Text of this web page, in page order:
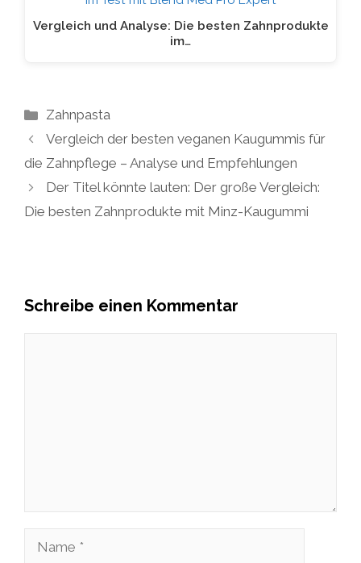
Vergleich und Analyse: Die besten Zahnprodukte
im…
Kategorien
Zahnpasta
Vergleich der besten veganen Kaugummis für
die Zahnpflege – Analyse und Empfehlungen
Der Titel könnte lauten: Der große Vergleich:
Die besten Zahnprodukte mit Minz-Kaugummi
Schreibe einen Kommentar
Name